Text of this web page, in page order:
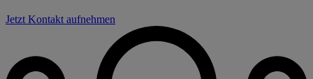
Jetzt Kontakt aufnehmen